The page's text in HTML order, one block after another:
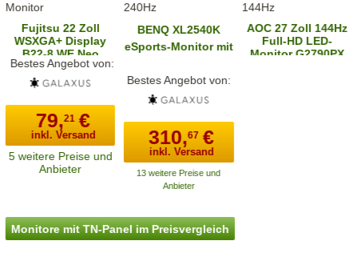
Monitor
Fujitsu 22 Zoll
WSXGA+ Display
B22-8 WE Neo
Bestes Angebot von:
79,21 €
inkl. Versand
5 weitere Preise und
Anbieter
240Hz
BENQ XL2540K
eSports-Monitor mit
Bestes Angebot von:
310,67 €
inkl. Versand
13 weitere Preise und
Anbieter
144Hz
AOC 27 Zoll 144Hz
Full-HD LED-
Monitor G2790PX
Monitore mit TN-Panel im Preisvergleich